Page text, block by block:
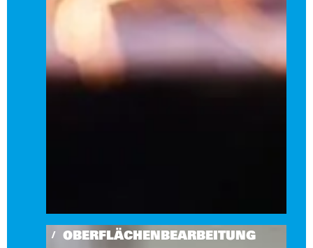
/ OBERFLÄCHENBEARBEITUNG